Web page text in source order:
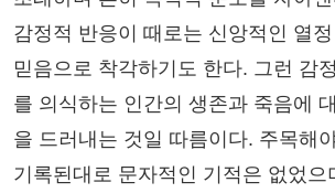
감정적 반응이 때로는 신앙적인 열
믿음으로 착각하기도 한다. 그런 감
를 의식하는 인간의 생존과 죽음에
을 드러내는 것일 따름이다. 주목해
기록된대로 문자적인 기적은 없었으